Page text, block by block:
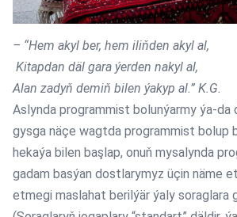
– “Hem akyl ber, hem iliňden akyl al,
Kitapdan däl gara ýerden nakyl al,
Alan zadyň demiň bilen ýakyp al.” K.G.
Aslynda programmist bolunýarmy ýa-da
gysga näçe wagtda programmist bolup
hekaýa bilen başlap, onuň mysalynda
gadam basýan dostlarymyz üçin näme
etmegi maslahat berilýär ýaly soraglara